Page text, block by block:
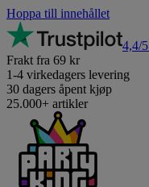
Hoppa till innehållet
4,4/5
Frakt fra 69 kr
1-4 virkedagers levering
30 dagers åpent kjøp
25.000+ artikler